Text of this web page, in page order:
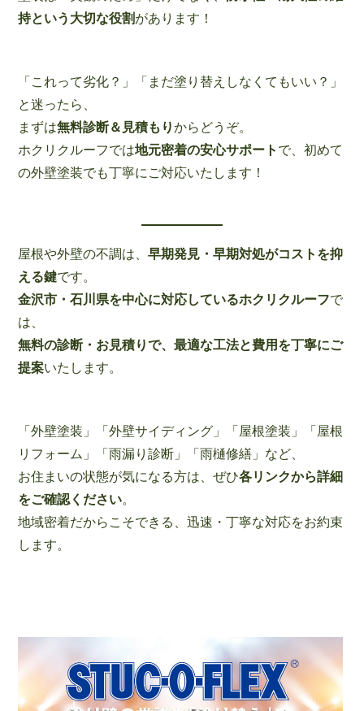
持という大切な役割があります！
「これって劣化？」「まだ塗り替えしなくてもいい？」
と迷ったら、
まずは無料診断＆見積もりからどうぞ。
ホクリクルーフでは地元密着の安心サポート で、初めて
の外壁塗装でも丁寧にご対応いたします！
屋根や外壁の不調は、 早期発見・早期対処がコストを抑
える鍵です。
金沢市・石川県を中心に対応しているホクリクルーフで
は、
無料の診断・お見積りで、最適な工法と費用を丁寧にご
提案いたします。
「外壁塗装」「外壁サイディング」「屋根塗装」「屋根
リフォーム」「雨漏り診断」「雨樋修繕」など、
お住まいの状態が気になる方は、ぜひ各リンクから詳細
をご確認ください。
地域密着だからこそできる、迅速・丁寧な対応をお約束
します。